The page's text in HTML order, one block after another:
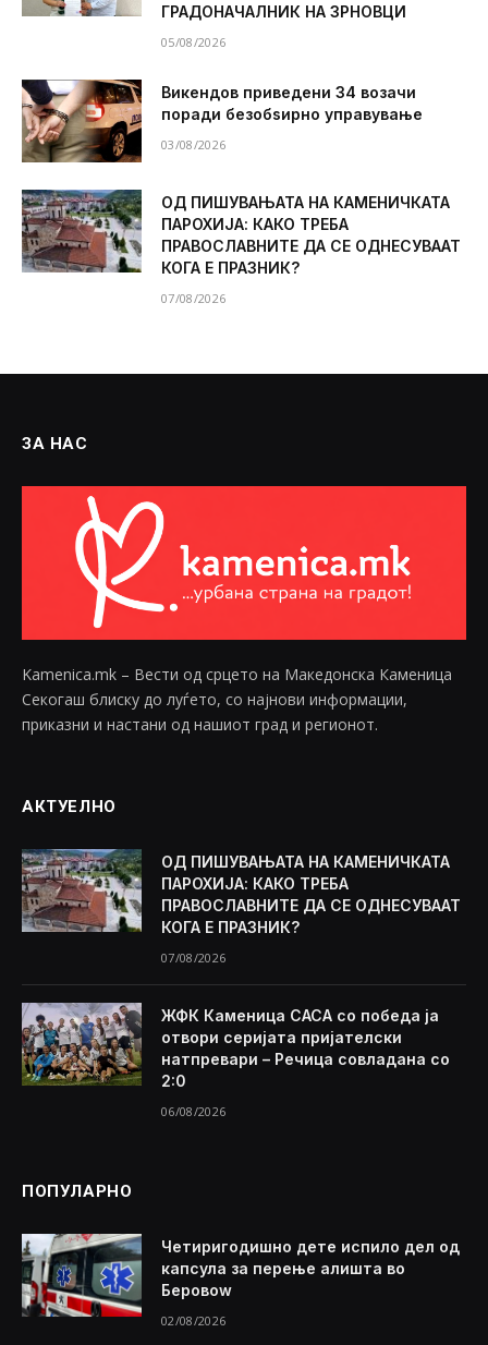
ГРАДОНАЧАЛНИК НА ЗРНОВЦИ
05/08/2026
Викендов приведени 34 возачи
поради безобѕирно управување
03/08/2026
ОД ПИШУВАЊАТА НА КАМЕНИЧКАТА
ПАРОХИЈА: КАКО ТРЕБА
ПРАВОСЛАВНИТЕ ДА СЕ ОДНЕСУВААТ
КОГА Е ПРАЗНИК?
07/08/2026
ЗА НАС
Kamenica.mk – Вести од срцето на Македонска Каменица
Секогаш блиску до луѓето, со најнови информации,
приказни и настани од нашиот град и регионот.
АКТУЕЛНО
ОД ПИШУВАЊАТА НА КАМЕНИЧКАТА
ПАРОХИЈА: КАКО ТРЕБА
ПРАВОСЛАВНИТЕ ДА СЕ ОДНЕСУВААТ
КОГА Е ПРАЗНИК?
07/08/2026
ЖФК Каменица САСА со победа ја
отвори серијата пријателски
натпревари – Речица совладана со
2:0
06/08/2026
ПОПУЛАРНО
Четиригодишно дете испило дел од
капсула за перење алишта во
Беровоw
02/08/2026